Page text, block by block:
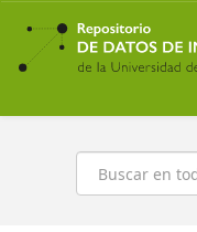
Ir
contenido
principal
Buscar